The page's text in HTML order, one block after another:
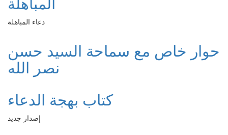
دعاء المباهلة
حوار خاص مع سماحة السيد حسن
نصر الله
كتاب بهجة الدعاء
إصدار جديد